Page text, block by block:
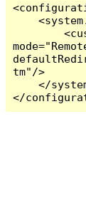
    <system.web>
        <customErrors
tm"/>
    </system.web>
</